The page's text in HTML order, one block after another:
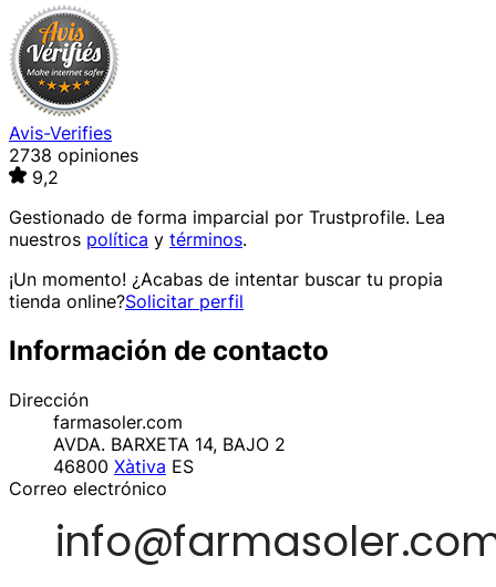
Avis-Verifies
2738 opiniones
9,2
Gestionado de forma imparcial por Trustprofile. Lea
nuestros política y términos.
¡Un momento! ¿Acabas de intentar buscar tu propia
tienda online?Solicitar perfil
Información de contacto
Dirección
farmasoler.com
AVDA. BARXETA 14, BAJO 2
46800 Xàtiva ES
Correo electrónico